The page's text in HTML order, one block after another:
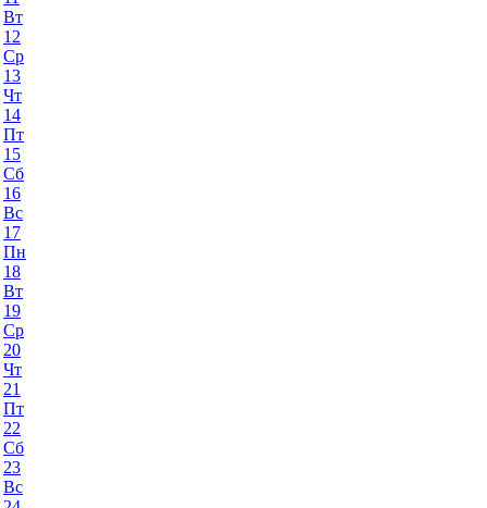
Вт
12
Ср
13
Чт
14
Пт
15
Сб
16
Вс
17
Пн
18
Вт
19
Ср
20
Чт
21
Пт
22
Сб
23
Вс